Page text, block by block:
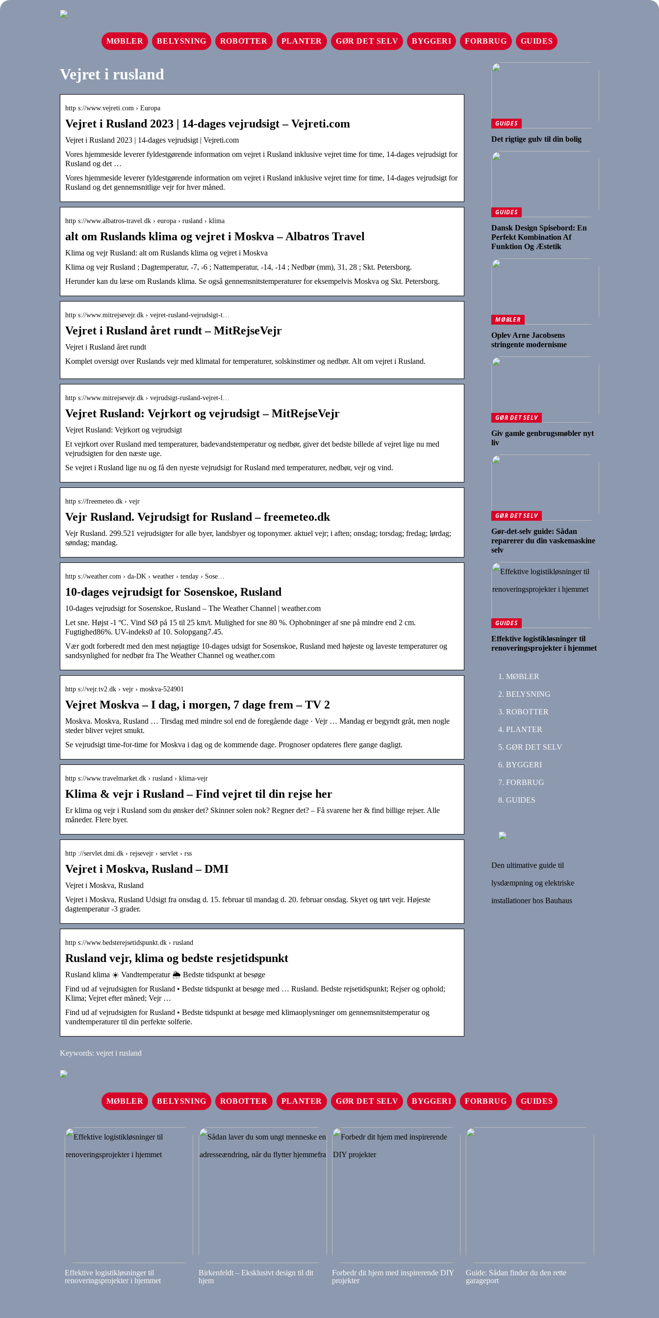
MØBLER BELYSNING ROBOTTER PLANTER GØR DET SELV BYGGERI FORBRUG GUIDES
Vejret i rusland
http s://www.vejreti.com › Europa
Vejret i Rusland 2023 | 14-dages vejrudsigt – Vejreti.com
Vejret i Rusland 2023 | 14-dages vejrudsigt | Vejreti.com
Vores hjemmeside leverer fyldestgørende information om vejret i Rusland inklusive vejret time for time, 14-dages vejrudsigt for
Rusland og det …
Vores hjemmeside leverer fyldestgørende information om vejret i Rusland inklusive vejret time for time, 14-dages vejrudsigt for
Rusland og det gennemsnitlige vejr for hver måned.
http s://www.albatros-travel.dk › europa › rusland › klima
alt om Ruslands klima og vejret i Moskva – Albatros Travel
Klima og vejr Rusland: alt om Ruslands klima og vejret i Moskva
Klima og vejr Rusland ; Dagtemperatur, -7, -6 ; Nattemperatur, -14, -14 ; Nedbør (mm), 31, 28 ; Skt. Petersborg.
Herunder kan du læse om Ruslands klima. Se også gennemsnitstemperaturer for eksempelvis Moskva og Skt. Petersborg.
http s://www.mitrejsevejr.dk › vejret-rusland-vejrudsigt-t…
Vejret i Rusland året rundt – MitRejseVejr
Vejret i Rusland året rundt
Komplet oversigt over Ruslands vejr med klimatal for temperaturer, solskinstimer og nedbør. Alt om vejret i Rusland.
http s://www.mitrejsevejr.dk › vejrudsigt-rusland-vejret-l…
Vejret Rusland: Vejrkort og vejrudsigt – MitRejseVejr
Vejret Rusland: Vejrkort og vejrudsigt
Et vejrkort over Rusland med temperaturer, badevandstemperatur og nedbør, giver det bedste billede af vejret lige nu med
vejrudsigten for den næste uge.
Se vejret i Rusland lige nu og få den nyeste vejrudsigt for Rusland med temperaturer, nedbør, vejr og vind.
http s://freemeteo.dk › vejr
Vejr Rusland. Vejrudsigt for Rusland – freemeteo.dk
Vejr Rusland. 299.521 vejrudsigter for alle byer, landsbyer og toponymer. aktuel vejr; i aften; onsdag; torsdag; fredag; lørdag;
søndag; mandag.
http s://weather.com › da-DK › weather › tenday › Sose…
10-dages vejrudsigt for Sosenskoe, Rusland
10-dages vejrudsigt for Sosenskoe, Rusland – The Weather Channel | weather.com
Let sne. Højst -1 ºC. Vind SØ på 15 til 25 km/t. Mulighed for sne 80 %. Ophobninger af sne på mindre end 2 cm.
Fugtighed86%. UV-indeks0 af 10. Solopgang7.45.
Vær godt forberedt med den mest nøjagtige 10-dages udsigt for Sosenskoe, Rusland med højeste og laveste temperaturer og
sandsynlighed for nedbør fra The Weather Channel og weather.com
http s://vejr.tv2.dk › vejr › moskva-524901
Vejret Moskva – I dag, i morgen, 7 dage frem – TV 2
Moskva. Moskva, Rusland … Tirsdag med mindre sol end de foregående dage · Vejr … Mandag er begyndt gråt, men nogle
steder bliver vejret smukt.
Se vejrudsigt time-for-time for Moskva i dag og de kommende dage. Prognoser opdateres flere gange dagligt.
http s://www.travelmarket.dk › rusland › klima-vejr
Klima & vejr i Rusland – Find vejret til din rejse her
Er klima og vejr i Rusland som du ønsker det? Skinner solen nok? Regner det? – Få svarene her & find billige rejser. Alle
måneder. Flere byer.
http ://servlet.dmi.dk › rejsevejr › servlet › rss
Vejret i Moskva, Rusland – DMI
Vejret i Moskva, Rusland
Vejret i Moskva, Rusland Udsigt fra onsdag d. 15. februar til mandag d. 20. februar onsdag. Skyet og tørt vejr. Højeste
dagtemperatur -3 grader.
http s://www.bedsterejsetidspunkt.dk › rusland
Rusland vejr, klima og bedste resjetidspunkt
Rusland klima ☀️ Vandtemperatur 🌦️ Bedste tidspunkt at besøge
Find ud af vejrudsigten for Rusland • Bedste tidspunkt at besøge med … Rusland. Bedste rejsetidspunkt; Rejser og ophold;
Klima; Vejret efter måned; Vejr …
Find ud af vejrudsigten for Rusland • Bedste tidspunkt at besøge med klimaoplysninger om gennemsnitstemperatur og
vandtemperaturer til din perfekte solferie.
Keywords: vejret i rusland
GUIDES
Det rigtige gulv til din bolig
GUIDES
Dansk Design Spisebord: En
Perfekt Kombination Af
Funktion Og Æstetik
MØBLER
Oplev Arne Jacobsens
stringente modernisme
GØR DET SELV
Giv gamle genbrugsmøbler nyt
liv
GØR DET SELV
Gør-det-selv guide: Sådan
reparerer du din vaskemaskine
selv
GUIDES
Effektive logistikløsninger til
renoveringsprojekter i hjemmet
MØBLER
BELYSNING
ROBOTTER
PLANTER
GØR DET SELV
BYGGERI
FORBRUG
GUIDES
Den ultimative guide til
lysdæmpning og elektriske
installationer hos Bauhaus
MØBLER BELYSNING ROBOTTER PLANTER GØR DET SELV BYGGERI FORBRUG GUIDES
Effektive logistikløsninger til
renoveringsprojekter i hjemmet
Birkenfeldt – Eksklusivt design til dit
hjem
Forbedr dit hjem med inspirerende DIY
projekter
Guide: Sådan finder du den rette
garageport